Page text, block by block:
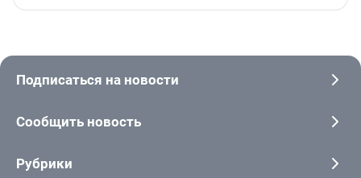
Подписаться на новости
Сообщить новость
Рубрики